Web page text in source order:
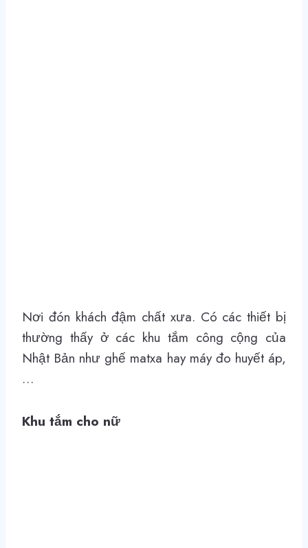
Nơi đón khách đậm chất xưa. Có các thiết bị
thường thấy ở các khu tắm công cộng của
Nhật Bản như ghế matxa hay máy đo huyết áp,
…
Khu tắm cho nữ